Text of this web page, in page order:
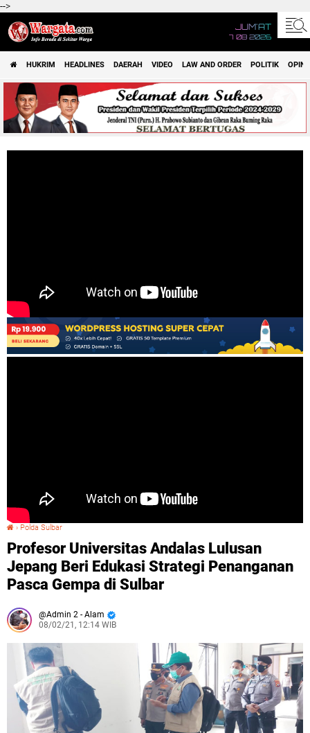
-->
JUM'AT
7 08 2026
HUKRIM HEADLINES DAERAH VIDEO LAW AND ORDER POLITIK OPINI
› Polda Sulbar
Profesor Universitas Andalas Lulusan
Jepang Beri Edukasi Strategi Penanganan
Pasca Gempa di Sulbar
Admin 2 - Alam
08/02/21, 12:14 WIB